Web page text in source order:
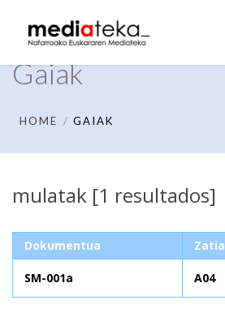
Gaiak
HOME GAIAK
mulatak [1 resultados]
Dokumentua Zatia
SM-001a A04